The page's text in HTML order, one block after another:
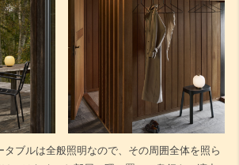
タブルは全般照明なので、その周囲全体を照ら